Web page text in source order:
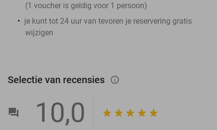
(1 voucher is geldig voor 1 persoon)
je kunt tot 24 uur van tevoren je reservering gratis
wijzigen
Selectie van recensies info_outlined
10,0